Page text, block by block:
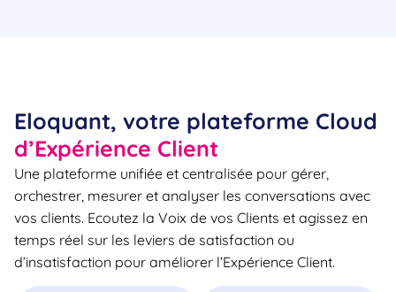
Eloquant, votre plateforme Cloud
d’Expérience Client
Une plateforme unifiée et centralisée pour gérer,
orchestrer, mesurer et analyser les conversations avec
vos clients. Ecoutez la Voix de vos Clients et agissez en
temps réel sur les leviers de satisfaction ou
d’insatisfaction pour améliorer l’Expérience Client.